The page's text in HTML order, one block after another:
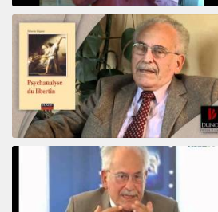
Votre maison vous révèle
Psychanalyse du libertin